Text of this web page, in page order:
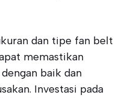
dan tipe fan belt
memastikan
baik dan
Investasi pada